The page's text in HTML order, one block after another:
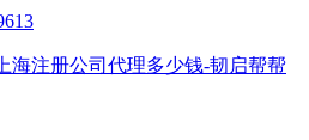
海注册公司代理多少钱-韧启帮帮